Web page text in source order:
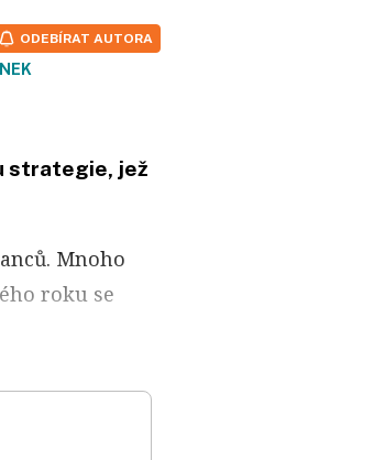
ODEBÍRAT AUTORA
strategie, jež
Mnoho
roku se